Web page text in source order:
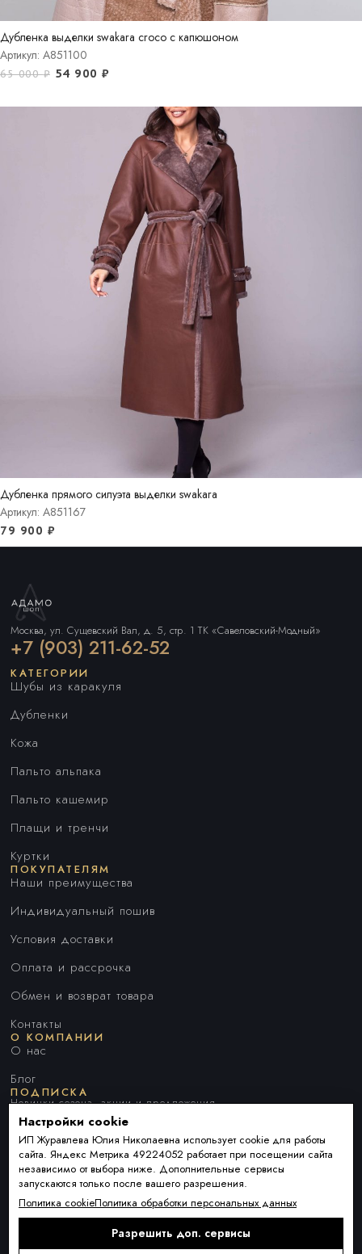
Дубленка выделки swakara croco с капюшоном
Артикул: A851100
65 000₽ 54 900 ₽
Дубленка прямого силуэта выделки swakara
Артикул: A851167
79 900 ₽
Москва, ул. Сущевский Вал, д. 5, стр. 1 ТК «Савеловский-Модный»
+7 (903) 211-62-52
КАТЕГОРИИ
Шубы из каракуля
Дубленки
Кожа
Пальто альпака
Пальто кашемир
Плащи и тренчи
Куртки
ПОКУПАТЕЛЯМ
Наши преимущества
Индивидуальный пошив
Условия доставки
Оплата и рассрочка
Обмен и возврат товара
Контакты
О КОМПАНИИ
О нас
Блог
ПОДПИСКА
Новинки сезона, акции и предложения
Я ДАЮ СОГЛАСИЕ НА ОБРАБОТКУ ПЕРСОНАЛЬНЫХ ДАННЫХ И
СОГЛАШАЮСЬ СПОЛИТИКОЙ ОБРАБОТКИ ПЕРСОНАЛЬНЫХ
ДАННЫХ
Подписаться
Настройки cookie
ИП Журавлева Юлия Николаевна использует cookie для работы
сайта. Яндекс Метрика 49224052 работает при посещении сайта
независимо от выбора ниже. Дополнительные сервисы
запускаются только после вашего разрешения.
Политика cookieПолитика обработки персональных данных
Разрешить доп. сервисы